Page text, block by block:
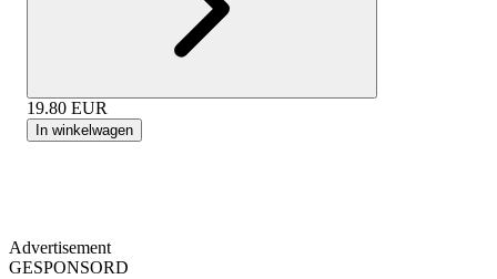
19.80 EUR
In winkelwagen
Advertisement
GESPONSORD